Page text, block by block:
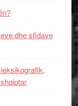
dhe sfidave